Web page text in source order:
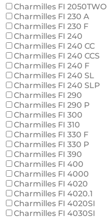
Charmilles FI 2050TWO
Charmilles FI 230 A
Charmilles FI 230 F
Charmilles FI 240
Charmilles FI 240 CC
Charmilles FI 240 CCS
Charmilles FI 240 F
Charmilles FI 240 SL
Charmilles FI 240 SLP
Charmilles FI 290
Charmilles FI 290 P
Charmilles FI 300
Charmilles FI 310
Charmilles FI 330 F
Charmilles FI 330 P
Charmilles FI 390
Charmilles FI 400
Charmilles FI 4000
Charmilles FI 4020
Charmilles FI 4020.1
Charmilles FI 4020SI
Charmilles FI 4030SI